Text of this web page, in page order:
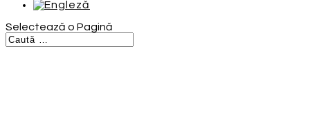
Selectează o Pagină